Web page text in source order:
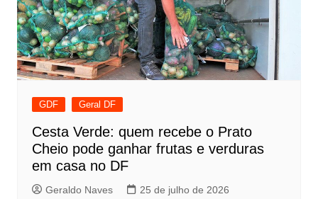
GDF Geral DF
Cesta Verde: quem recebe o Prato
Cheio pode ganhar frutas e verduras
em casa no DF
Geraldo Naves 25 de julho de 2026